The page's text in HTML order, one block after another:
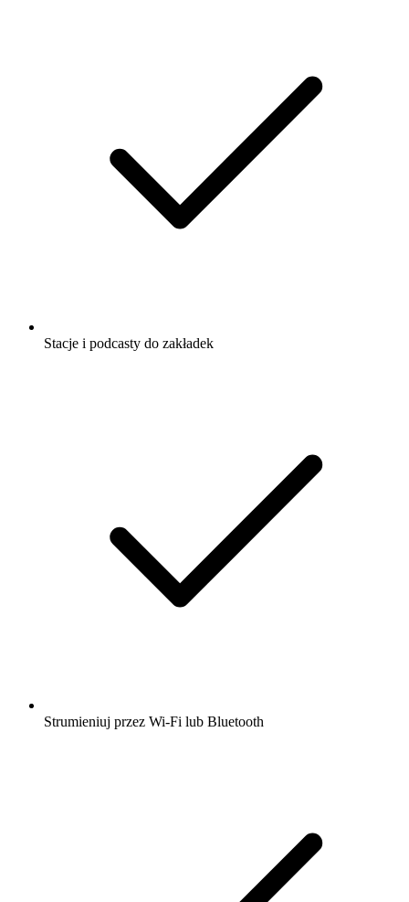
Stacje i podcasty do zakładek
Strumieniuj przez Wi-Fi lub Bluetooth